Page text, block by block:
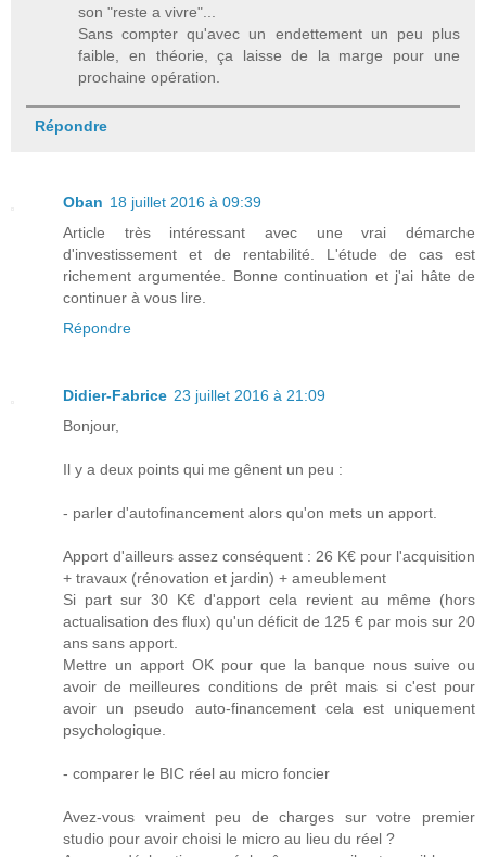
son "reste a vivre"...
Sans compter qu'avec un endettement un peu plus
faible, en théorie, ça laisse de la marge pour une
prochaine opération.
Répondre
Oban 18 juillet 2016 à 09:39
Article très intéressant avec une vrai démarche
d'investissement et de rentabilité. L'étude de cas est
richement argumentée. Bonne continuation et j'ai hâte de
continuer à vous lire.
Répondre
Didier-Fabrice 23 juillet 2016 à 21:09
Bonjour,
Il y a deux points qui me gênent un peu :
- parler d'autofinancement alors qu'on mets un apport.
Apport d'ailleurs assez conséquent : 26 K€ pour l'acquisition
+ travaux (rénovation et jardin) + ameublement
Si part sur 30 K€ d'apport cela revient au même (hors
actualisation des flux) qu'un déficit de 125 € par mois sur 20
ans sans apport.
Mettre un apport OK pour que la banque nous suive ou
avoir de meilleures conditions de prêt mais si c'est pour
avoir un pseudo auto-financement cela est uniquement
psychologique.
- comparer le BIC réel au micro foncier
Avez-vous vraiment peu de charges sur votre premier
studio pour avoir choisi le micro au lieu du réel ?